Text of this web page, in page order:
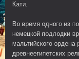
Кати.
Во время одного из
немецкой подлодки
мальтийского
древнеегипетских